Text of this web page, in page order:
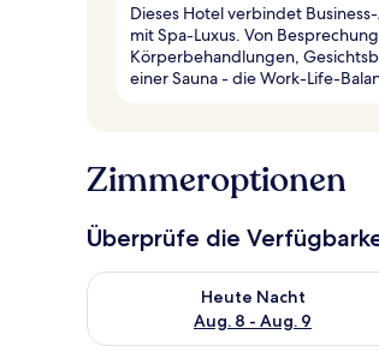
Dieses Hotel verbindet
mit Spa-Luxus. Von
Körperbehandlungen,
einer Sauna - die Work-Life-
Zimmeroptionen
Überprüfe die
Heute Nacht
Aug. 8 - Aug. 9
Überprüfe die Verfügbarkeit für